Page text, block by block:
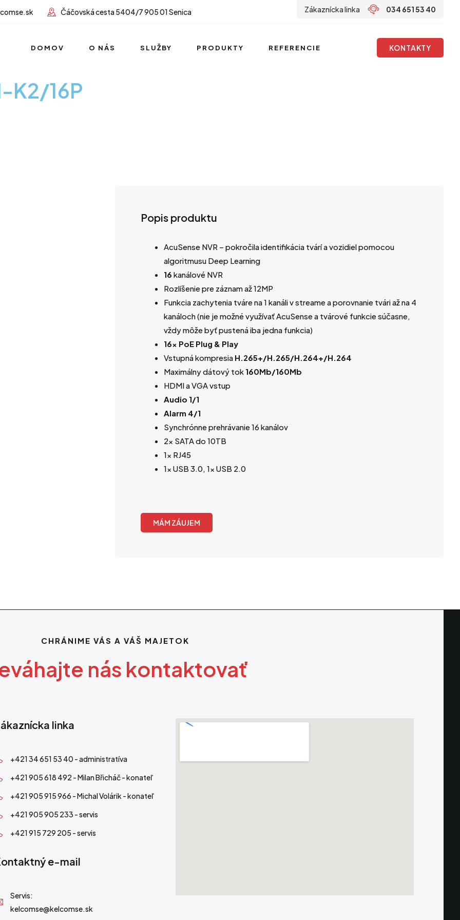
Čáčovská cesta 5404/7 905 01 Senica Zákaznícka linka 034 651 53 40
DOMOV O NÁS SLUŽBY PRODUKTY REFERENCIE KONTAKTY
K2/16P
Popis produktu
AcuSense NVR – pokročila identifikácia tvárí a vozidiel pomocou
algoritmusu Deep Learning
16 kanálové NVR
Rozlíšenie pre záznam až 12MP
Funkcia zachytenia tváre na 1 kanáli v streame a porovnanie tvári až na 4
kanáloch (nie je možné využívať AcuSense a tvárové funkcie súčasne,
vždy môže byť pustená iba jedna funkcia)
16x PoE Plug & Play
Vstupná kompresia H.265+/H.265/H.264+/H.264
Maximálny dátový tok 160Mb/160Mb
HDMI a VGA vstup
Audio 1/1
Alarm 4/1
Synchrónne prehrávanie 16 kanálov
2x SATA do 10TB
1x RJ45
1x USB 3.0, 1x USB 2.0
MÁM ZÁUJEM
CHRÁNIME VÁS A VÁŠ MAJETOK
nás kontaktovať
linka
+421 34 651 53 40 - administratíva
+421 905 618 492 - Milan Břicháč - konateľ
+421 905 915 966 - Michal Volárik - konateľ
+421 905 905 233 - servis
+421 915 729 205 - servis
e-mail
Servis:
kelcomse@kelcomse.sk